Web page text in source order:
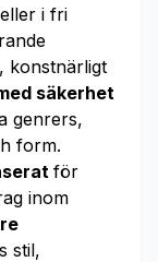
i fri
konstnärligt
säkerhet
genrers,
form.
för
inom
stil,